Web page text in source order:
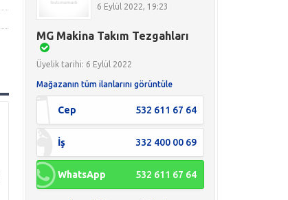
6 Eylül 2022, 19:23
MG Makina Takım Tezgahları
Üyelik tarihi: 6 Eylül 2022
Mağazanın tüm ilanlarını görüntüle
Cep 532 611 67 64
İş 332 400 00 69
WhatsApp 532 611 67 64